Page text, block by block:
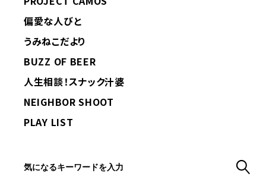
偏愛な人びと
うみねこだより
BUZZ OF BEER
人生相談！スナック汁婆
NEIGHBOR SHOOT
PLAY LIST